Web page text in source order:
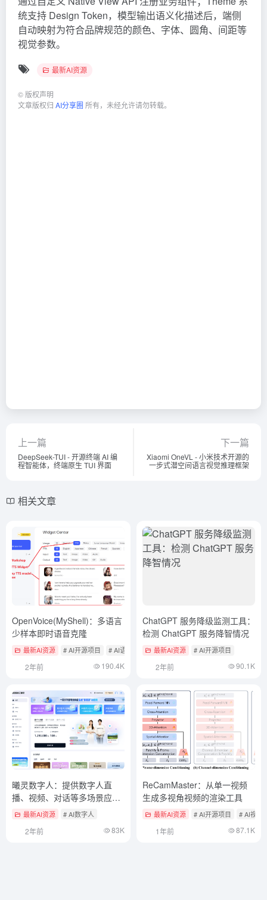
统支持 Design Token，模型输出语义化描述后，端侧
自动映射为符合品牌规范的颜色、字体、圆角、间距等
视觉参数。
最新AI资源
© 版权声明
文章版权归 AI分享圈 所有，未经允许请勿转载。
上一篇
DeepSeek-TUI - 开源终端 AI 编
程智能体，终端原生 TUI 界面
下一篇
Xiaomi OneVL - 小米技术开源的
一步式潜空间语言视觉推理框架
相关文章
OpenVoice(MyShell)：多语言
少样本即时语音克隆
最新AI资源 # AI开源项目 # AI语音克隆
2年前 190.4K
ChatGPT 服务降级监测工具：
检测 ChatGPT 服务降智情况
最新AI资源 # AI开源项目
2年前 90.1K
曦灵数字人：提供数字人直
播、视频、对话等多场景应用
服务最新AI资源 # AI数字人
2年前 83K
ReCamMaster：从单一视频
生成多视角视频的渲染工具
最新AI资源 # AI开源项目 # AI视频
1年前 87.1K